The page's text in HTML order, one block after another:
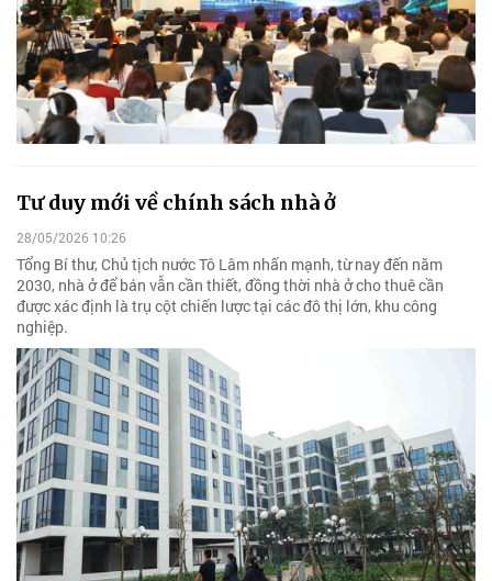
Tư duy mới về chính sách nhà ở
28/05/2026 10:26
Tổng Bí thư, Chủ tịch nước Tô Lâm nhấn mạnh, từ nay đến năm
2030, nhà ở để bán vẫn cần thiết, đồng thời nhà ở cho thuê cần
được xác định là trụ cột chiến lược tại các đô thị lớn, khu công
nghiệp.